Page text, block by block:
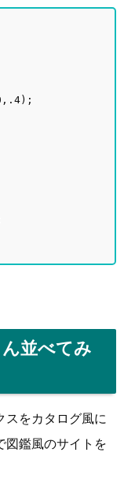
並べてみ
スをカタログ風に
図鑑風のサイトを